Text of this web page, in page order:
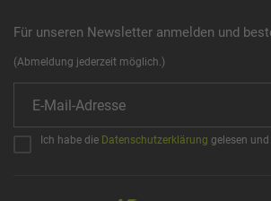
Für unseren Newsletter anmelden und
(Abmeldung jederzeit möglich.)
Ich habe die Datenschutzerklärung gelesen